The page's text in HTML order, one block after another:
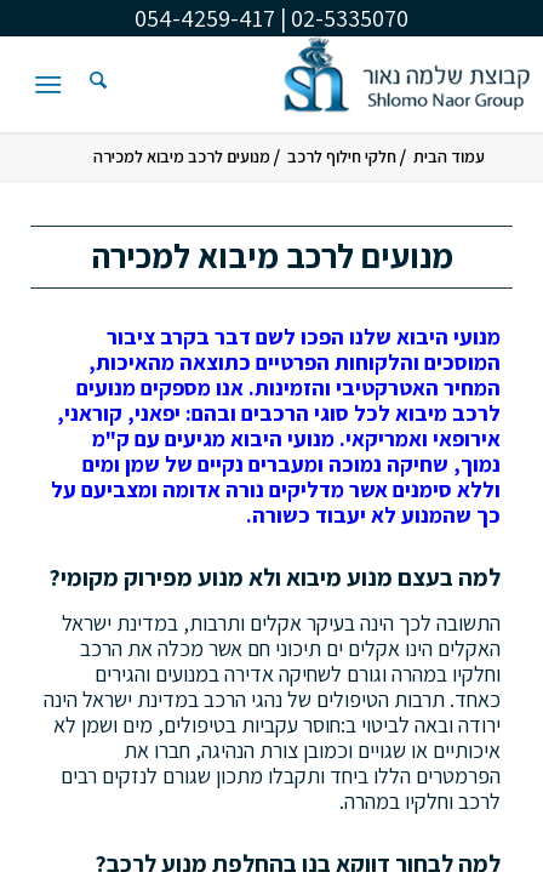
02-5335070 | 054-4259-417
עמוד הבית /חלקי חילוף לרכב /מנועים לרכב מיבוא למכירה
מנועים לרכב מיבוא למכירה
מנועי היבוא שלנו הפכו לשם דבר בקרב ציבור
המוסכים והלקוחות הפרטיים כתוצאה מהאיכות,
המחיר האטרקטיבי והזמינות. אנו מספקים מנועים
לרכב מיבוא לכל סוגי הרכבים ובהם: יפאני, קוראני,
אירופאי ואמריקאי. מנועי היבוא מגיעים עם ק"מ
נמוך, שחיקה נמוכה ומעברים נקיים של שמן ומים
וללא סימנים אשר מדליקים נורה אדומה ומצביעם על
כך שהמנוע לא יעבוד כשורה.
למה בעצם מנוע מיבוא ולא מנוע מפירוק מקומי?
התשובה לכך הינה בעיקר אקלים ותרבות, במדינת ישראל
האקלים הינו אקלים ים תיכוני חם אשר מכלה את הרכב
וחלקיו במהרה וגורם לשחיקה אדירה במנועים והגירים
כאחד. תרבות הטיפולים של נהגי הרכב במדינת ישראל הינה
ירודה ובאה לביטוי ב:חוסר עקביות בטיפולים, מים ושמן לא
איכותיים או שגויים וכמובן צורת הנהיגה, חברו את
הפרמטרים הללו ביחד ותקבלו מתכון שגורם לנזקים רבים
לרכב וחלקיו במהרה.
למה לבחור דווקא בנו בהחלפת מנוע לרכב?